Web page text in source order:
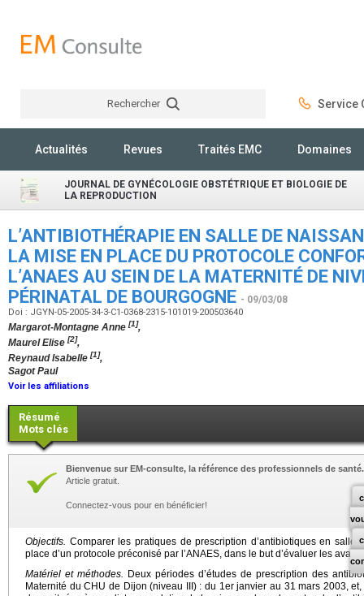
Rechercher Service
Actualités Revues Traités EMC Domaines
JOURNAL DE GYNÉCOLOGIE OBSTÉTRIQUE ET BIOLOGIE DE
LA REPRODUCTION
L’ANTIBIOTHÉRAPIE EN SALLE DE
LA MISE EN PLACE DU PROTOCOLE
L’ANAES AU SEIN DE LA MATERNITÉ DE
PÉRINATAL DE BOURGOGNE - 09/03/08
Doi : JGYN-05-2005-34-3-C1-0368-2315-101019-200503640
Margarot-Montagne Anne [1],
Maurel Elise [2],
Reynaud Isabelle [1],
Sagot Paul
Voir les affiliations
Résumé
Mots clés
Bienvenue sur EM-consulte, la référence des professionnels de santé.
Article gratuit.
Connectez-vous pour en bénéficier!
Objectifs. Comparer les pratiques de prescription d’antibiotiques en
place d’un protocole préconisé par l’ANAES, dans le but d’évaluer les
Matériel et méthodes. Deux périodes d’études de prescription des
Maternité du CHU de Dijon (niveau III) : du 1er janvier au 31 mars 2003,